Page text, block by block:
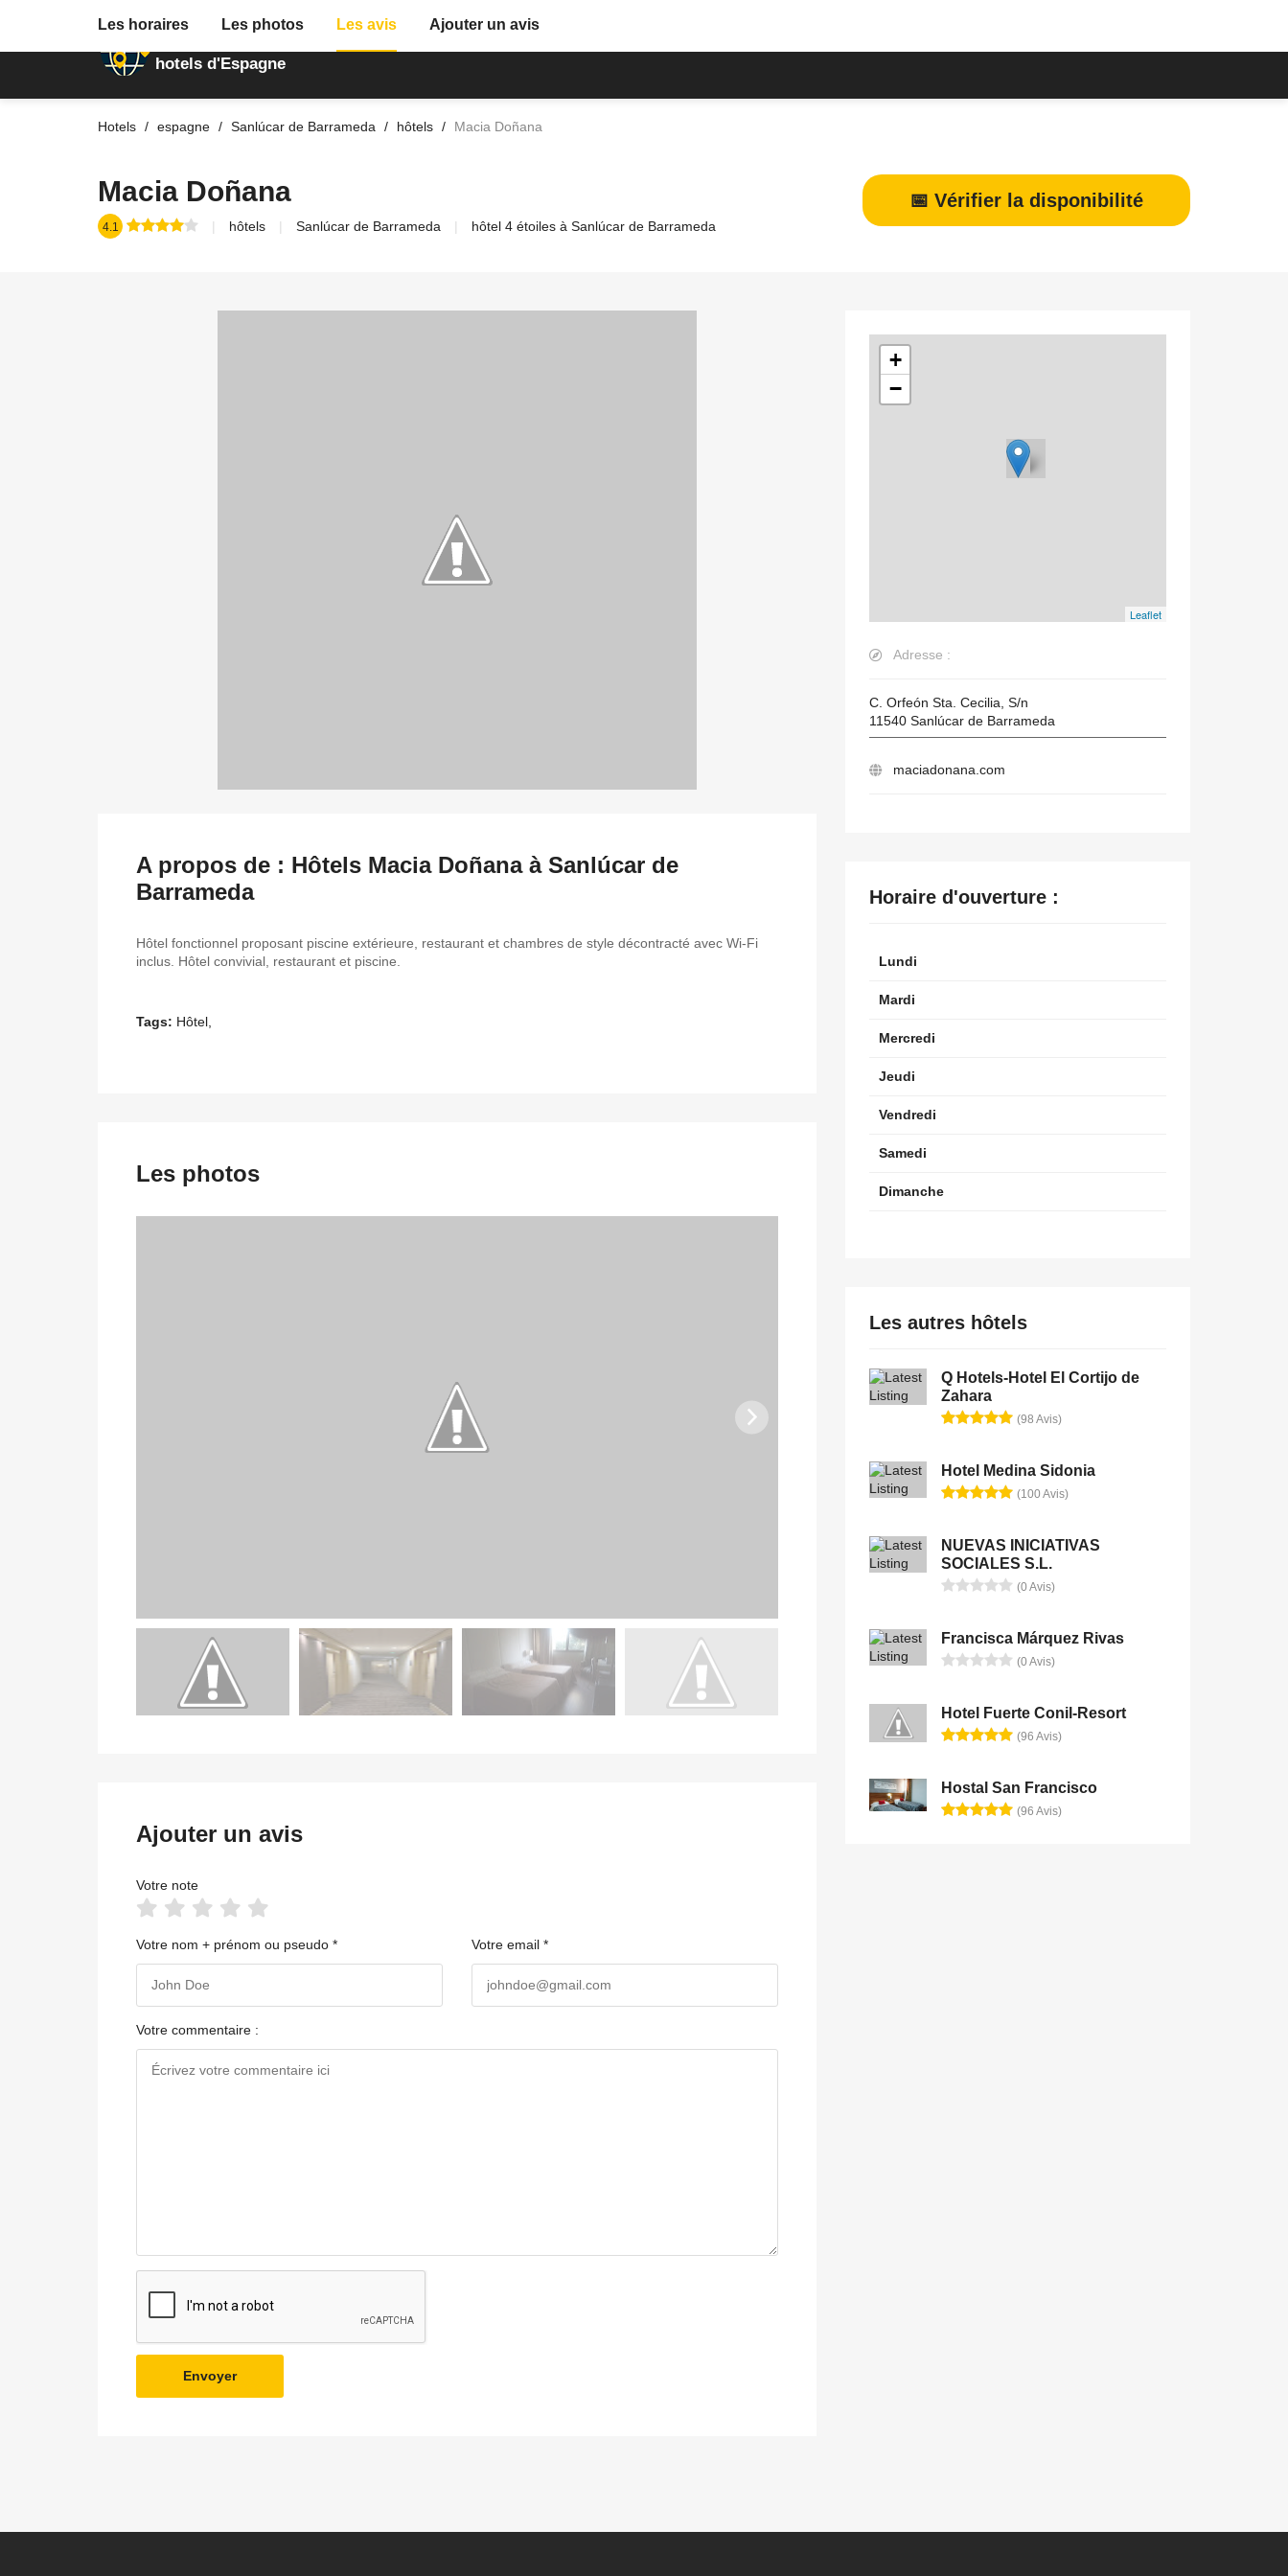
Annuaire des
hotels d'Espagne
Hotels espagne Sanlúcar de Barrameda hôtels Macia Doñana
Macia Doñana
4.1 hôtels Sanlúcar de Barrameda hôtel 4 étoiles à Sanlúcar de Barrameda
📅 Vérifier la disponibilité
Les horaires Les photos Les avis Ajouter un avis
A propos de : Hôtels Macia Doñana à Sanlúcar de
Barrameda
Hôtel fonctionnel proposant piscine extérieure, restaurant et chambres de style décontracté avec Wi-Fi
inclus. Hôtel convivial, restaurant et piscine.
Tags: Hôtel,
Les photos
Ajouter un avis
Votre note
Votre nom + prénom ou pseudo * Votre email *
Votre commentaire :
Envoyer
+
−
Leaflet
Adresse :
C. Orfeón Sta. Cecilia, S/n
11540 Sanlúcar de Barrameda
maciadonana.com
Horaire d'ouverture :
Lundi
Mardi
Mercredi
Jeudi
Vendredi
Samedi
Dimanche
Les autres hôtels
Q Hotels-Hotel El Cortijo de
Zahara
(98 Avis)
Hotel Medina Sidonia
(100 Avis)
NUEVAS INICIATIVAS
SOCIALES S.L.
(0 Avis)
Francisca Márquez Rivas
(0 Avis)
Hotel Fuerte Conil-Resort
(96 Avis)
Hostal San Francisco
(96 Avis)